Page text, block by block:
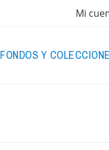
Mi
FONDOS Y